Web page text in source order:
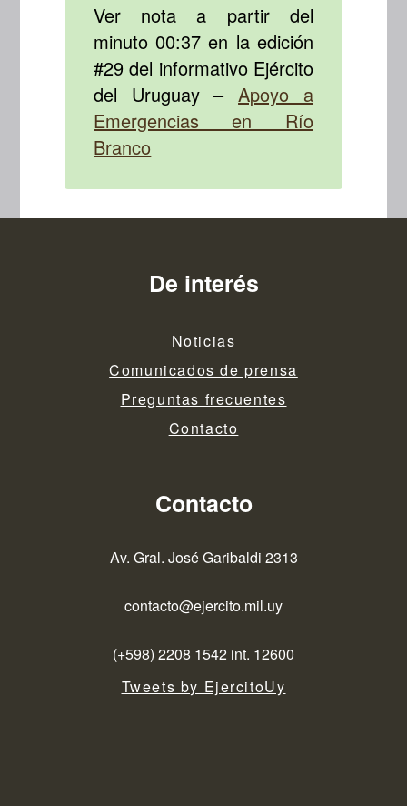
Ver nota a partir del
minuto 00:37 en la edición
#29 del informativo Ejército
del Uruguay –Apoyo a
Emergencias en Río
Branco
De interés
Noticias
Comunicados de prensa
Preguntas frecuentes
Contacto
Contacto
Av. Gral. José Garibaldi 2313
contacto@ejercito.mil.uy
(+598) 2208 1542 int. 12600
Tweets by EjercitoUy